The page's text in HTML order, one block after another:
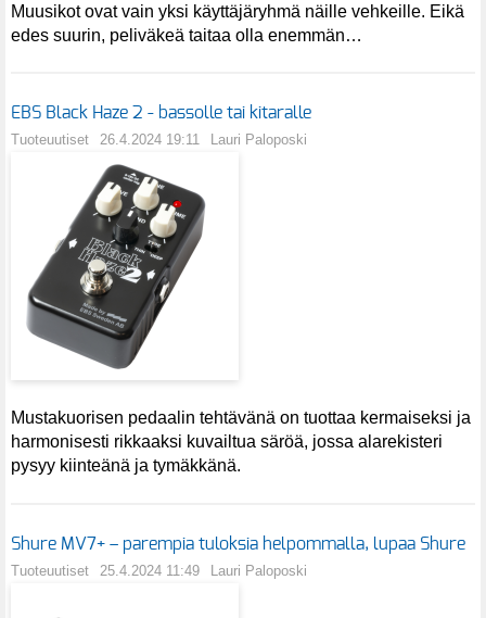
Muusikot ovat vain yksi käyttäjäryhmä näille vehkeille. Eikä
edes suurin, peliväkeä taitaa olla enemmän…
EBS Black Haze 2 - bassolle tai kitaralle
Tuoteuutiset 26.4.2024 19:11 Lauri Paloposki
Mustakuorisen pedaalin tehtävänä on tuottaa kermaiseksi ja
harmonisesti rikkaaksi kuvailtua säröä, jossa alarekisteri
pysyy kiinteänä ja tymäkkänä.
Shure MV7+ – parempia tuloksia helpommalla, lupaa Shure
Tuoteuutiset 25.4.2024 11:49 Lauri Paloposki